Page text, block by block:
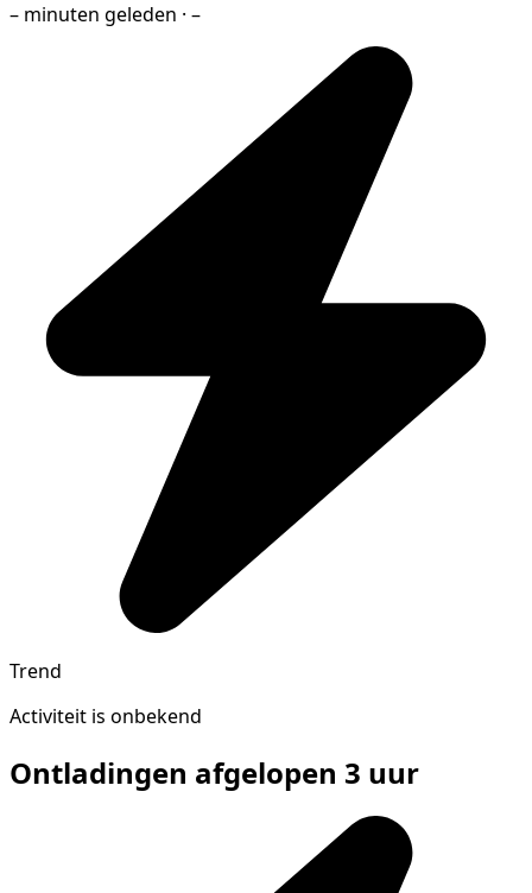
– minuten geleden · –
Trend
Activiteit is onbekend
Ontladingen afgelopen 3 uur